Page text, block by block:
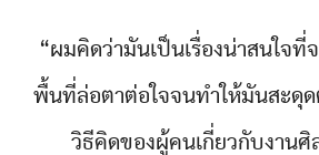
“ผมคิดว่ามันเป็นเรื่องน่าสนใจที่
พื้นที่ล่อตาต่อใจจนทำให้มันสะดุ
วิธีคิดของผู้คนเกี่ยวกับงานศิ